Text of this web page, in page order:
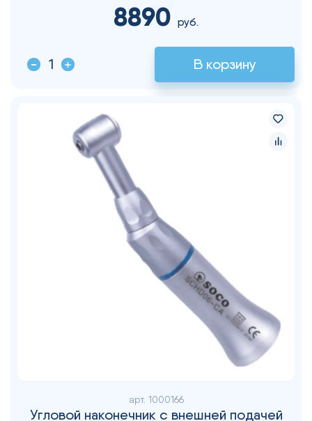
8890 руб.
В корзину
арт. 1000166
Угловой наконечник с внешней подачей